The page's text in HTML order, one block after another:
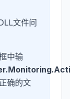
文件问
中输
确的文